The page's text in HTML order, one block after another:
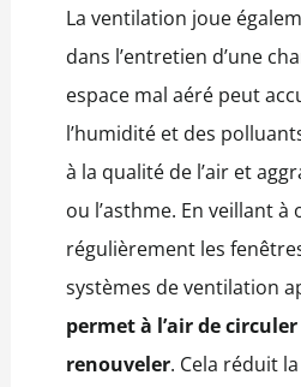
La ventilation joue
dans l’entretien d’une
espace mal aéré peut
l’humidité et des
à la qualité de l’air et
ou l’asthme. En veillant à
régulièrement les
systèmes de ventilation
permet à l’air de circuler
renouveler. Cela réduit